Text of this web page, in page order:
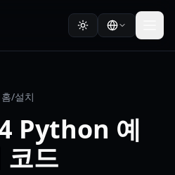
홈/설치
Python 예
코드